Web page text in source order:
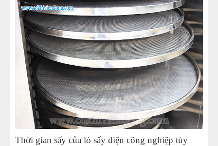
Thời gian sấy của lò sấy điện công nghiệp tùy